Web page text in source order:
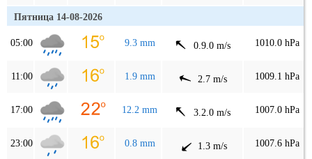
Пятница 14-08-2026
05:00 9.3 mm 0.9.0 m/s 1010.0 hPa
11:00 1.9 mm 2.7 m/s 1009.1 hPa
17:00 12.2 mm 3.2.0 m/s 1007.0 hPa
23:00 0.8 mm 1.3 m/s 1007.6 hPa